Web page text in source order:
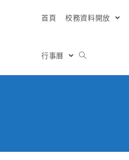
首頁 校務資料開放
行事曆